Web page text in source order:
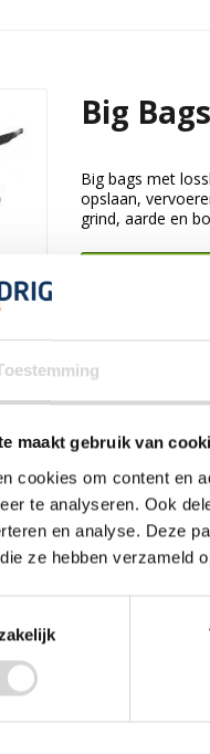
maakt gebruik van
cookies om content en
te analyseren. Ook
en analyse. Deze
ze hebben verzameld
Big
Big bags met
opslaan,
grind, aarde en